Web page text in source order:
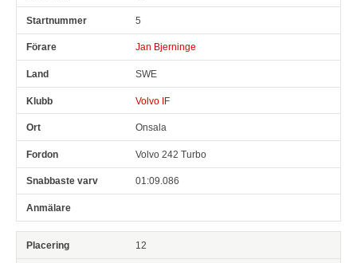
5
Jan Bjerninge
SWE
Volvo IF
Onsala
Volvo 242 Turbo
01:09.086
12